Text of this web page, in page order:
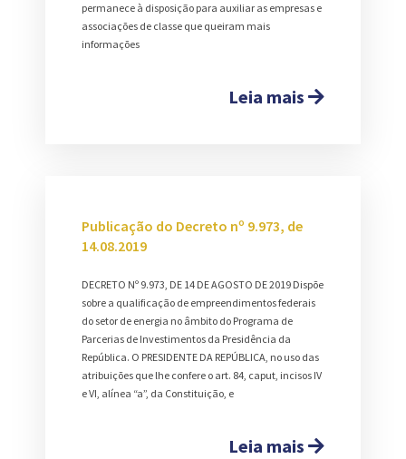
permanece à disposição para auxiliar as empresas e
associações de classe que queiram mais
informações
Leia mais
Publicação do Decreto nº 9.973, de
14.08.2019
DECRETO Nº 9.973, DE 14 DE AGOSTO DE 2019 Dispõe
sobre a qualificação de empreendimentos federais
do setor de energia no âmbito do Programa de
Parcerias de Investimentos da Presidência da
República. O PRESIDENTE DA REPÚBLICA, no uso das
atribuições que lhe confere o art. 84, caput, incisos IV
e VI, alínea “a”, da Constituição, e
Leia mais